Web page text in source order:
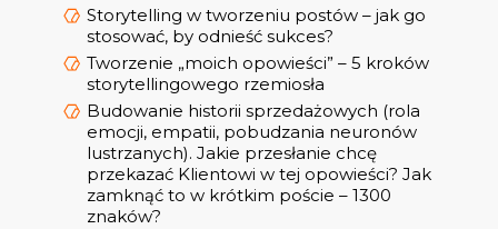
Storytelling w tworzeniu postów – jak go
stosować, by odnieść sukces?
Tworzenie „moich opowieści” – 5 kroków
storytellingowego rzemiosła
Budowanie historii sprzedażowych (rola
emocji, empatii, pobudzania neuronów
lustrzanych). Jakie przesłanie chcę
przekazać Klientowi w tej opowieści? Jak
zamknąć to w krótkim poście – 1300
znaków?